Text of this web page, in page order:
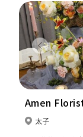
Previous
Amen
太子